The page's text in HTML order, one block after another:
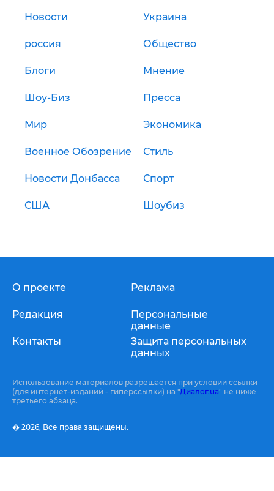
Новости Украина
россия Общество
Блоги Мнение
Шоу-Биз Пресса
Мир Экономика
Военное Обозрение Стиль
Новости Донбасса Спорт
США Шоубиз
О проекте
Редакция
Контакты
Реклама
Персональные
данные
Защита персональных
данных
Использование материалов разрешается при условии ссылки
(для интернет-изданий - гиперссылки) на "Диалог.ua" не ниже
третьего абзаца.
� 2026, Все права защищены.